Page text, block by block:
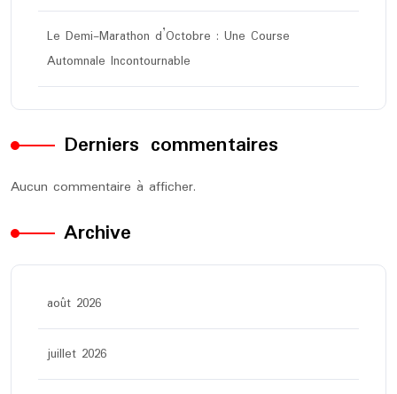
Le Demi-Marathon d’Octobre : Une Course
Automnale Incontournable
Derniers commentaires
Aucun commentaire à afficher.
Archive
août 2026
juillet 2026